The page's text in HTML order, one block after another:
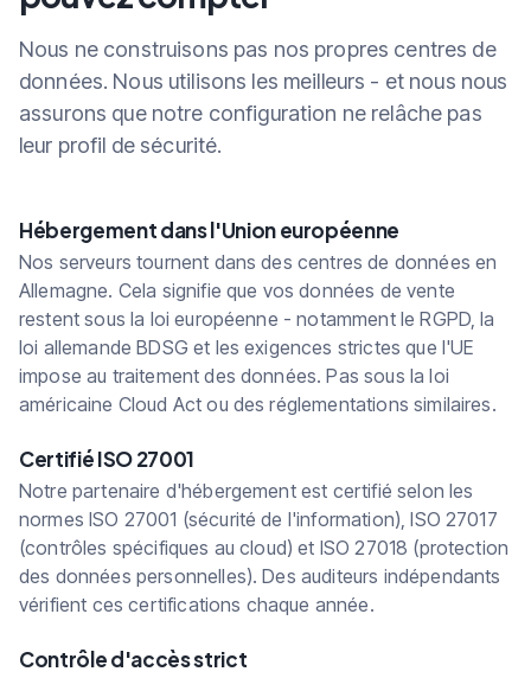
Nous ne construisons pas nos propres centres de
données. Nous utilisons les meilleurs - et nous nous
assurons que notre configuration ne relâche pas
leur profil de sécurité.
Hébergement dans l'Union européenne
Nos serveurs tournent dans des centres de données en
Allemagne. Cela signifie que vos données de vente
restent sous la loi européenne - notamment le RGPD, la
loi allemande BDSG et les exigences strictes que l'UE
impose au traitement des données. Pas sous la loi
américaine Cloud Act ou des réglementations similaires.
Certifié ISO 27001
Notre partenaire d'hébergement est certifié selon les
normes ISO 27001 (sécurité de l'information), ISO 27017
(contrôles spécifiques au cloud) et ISO 27018 (protection
des données personnelles). Des auditeurs indépendants
vérifient ces certifications chaque année.
Contrôle d'accès strict